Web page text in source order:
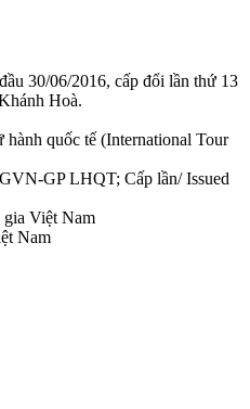
30/06/2016, cấp đổi lần thứ 13
Hoà.
quốc tế (International Tour
GP LHQT; Cấp lần/ Issued
Việt Nam
Nam